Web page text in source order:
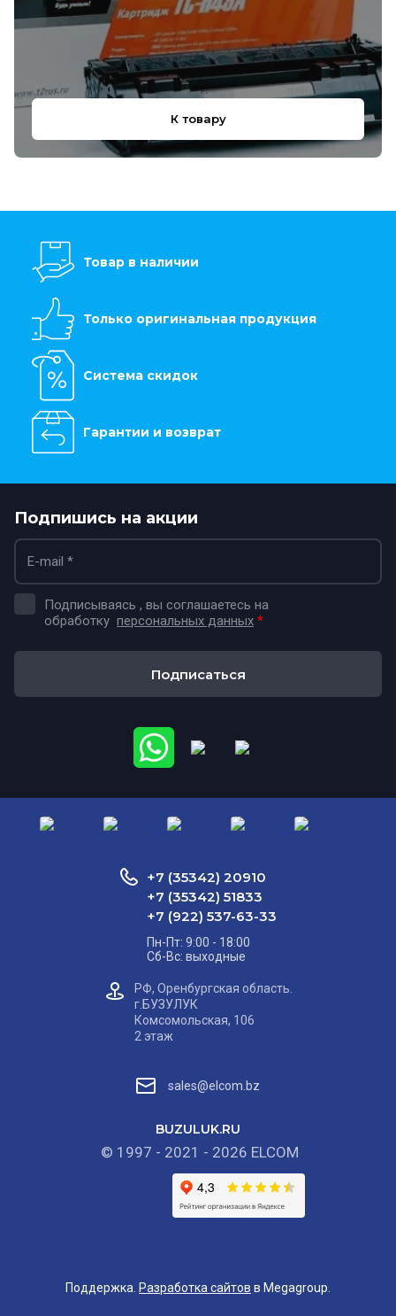
К товару
Товар в наличии
Только оригинальная продукция
Система скидок
Гарантии и возврат
Подпишись на акции
Подписываясь , вы соглашаетесь на
обработку персональных данных *
Подписаться
BUZULUK.RU
© 1997 - 2021 - 2026 ELCOM
+7 (35342) 20910
+7 (35342) 51833
+7 (922) 537-63-33
Пн-Пт: 9:00 - 18:00
Сб-Вс: выходные
РФ, Оренбургская область.
г.БУЗУЛУК
Комсомольская, 106
2 этаж
sales@elcom.bz
Поддержка. Разработка сайтов в Megagroup.